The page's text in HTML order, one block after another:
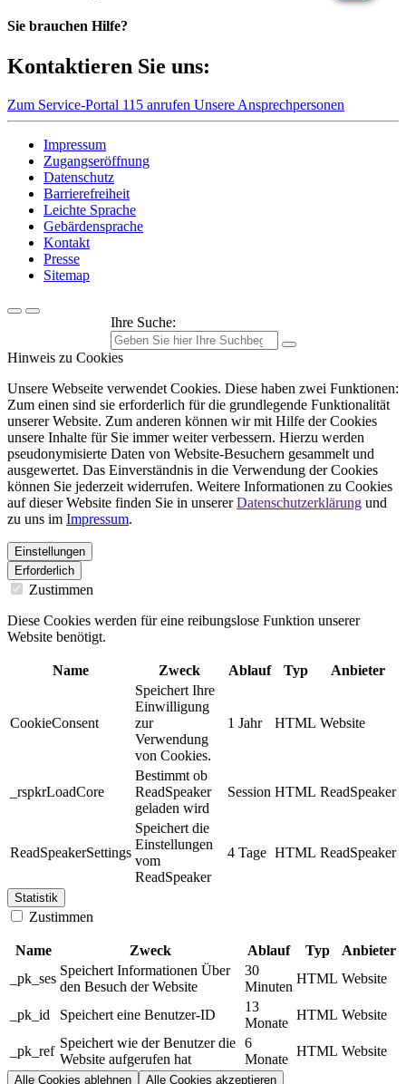
Sie brauchen Hilfe?
Kontaktieren Sie uns:
Zum Service-Portal 115 anrufen Unsere Ansprechpersonen
Impressum
Zugangseröffnung
Datenschutz
Barrierefreiheit
Leichte Sprache
Gebärdensprache
Kontakt
Presse
Sitemap
Ihre Suche:
Hinweis zu Cookies
Unsere Webseite verwendet Cookies. Diese haben zwei Funktionen:
Zum einen sind sie erforderlich für die grundlegende Funktionalität
unserer Website. Zum anderen können wir mit Hilfe der Cookies
unsere Inhalte für Sie immer weiter verbessern. Hierzu werden
pseudonymisierte Daten von Website-Besuchern gesammelt und
ausgewertet. Das Einverständnis in die Verwendung der Cookies
können Sie jederzeit widerrufen. Weitere Informationen zu Cookies
auf dieser Website finden Sie in unsererDatenschutzerklärung und
zu uns im Impressum.
Einstellungen
Erforderlich
Zustimmen
Diese Cookies werden für eine reibungslose Funktion unserer
Website benötigt.
Name Zweck Ablauf Typ Anbieter
CookieConsent
Speichert Ihre
Einwilligung
zur
Verwendung
von Cookies.
1 Jahr HTML Website
_rspkrLoadCore
Bestimmt ob
ReadSpeaker
geladen wird
Session HTML ReadSpeaker
ReadSpeakerSettings
Speichert die
Einstellungen
vom
ReadSpeaker
4 Tage HTML ReadSpeaker
Statistik
Zustimmen
Name Zweck Ablauf Typ
Anbieter
_pk_ses
Speichert Informationen Über
den Besuch der Website
30
Minuten
HTML Website
_pk_id Speichert eine Benutzer-ID
13
Monate
HTML Website
_pk_ref
Speichert wie der Benutzer die
Website aufgerufen hat
6
Monate
HTML Website
Alle Cookies ablehnen Alle Cookies akzeptieren